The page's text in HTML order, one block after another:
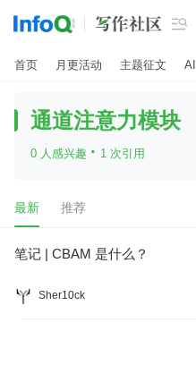

首页 月更活动 主题征文 AI
通道注意力模块
0 人感兴趣 · 1 次引用
最新 推荐
笔记 | CBAM 是什么？
Sher10ck